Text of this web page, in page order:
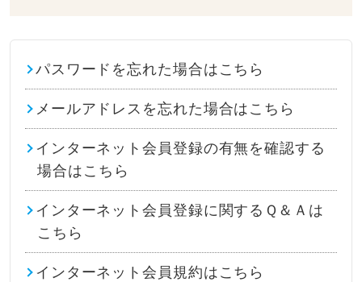
パスワードを忘れた場合はこちら
メールアドレスを忘れた場合はこちら
インターネット会員登録の有無を確認する
場合はこちら
インターネット会員登録に関するＱ＆Ａは
こちら
インターネット会員規約はこちら